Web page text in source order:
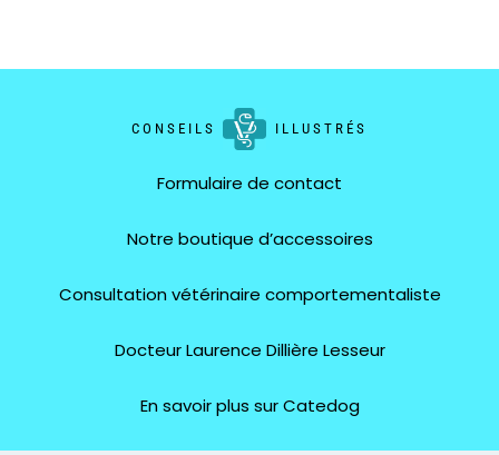
CONSEILS ILLUSTRÉS
Formulaire de contact
Notre boutique d’accessoires
Consultation vétérinaire comportementaliste
Docteur Laurence Dillière Lesseur
En savoir plus sur Catedog